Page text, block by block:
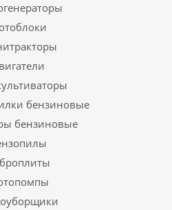
бензиновые
бензиновые